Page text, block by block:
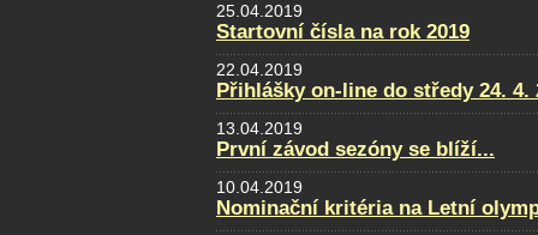
25.04.2019
Startovní čísla na rok 2019
22.04.2019
Přihlášky on-line do středy 24. 4.
13.04.2019
První závod sezóny se blíží...
10.04.2019
Nominační kritéria na Letní